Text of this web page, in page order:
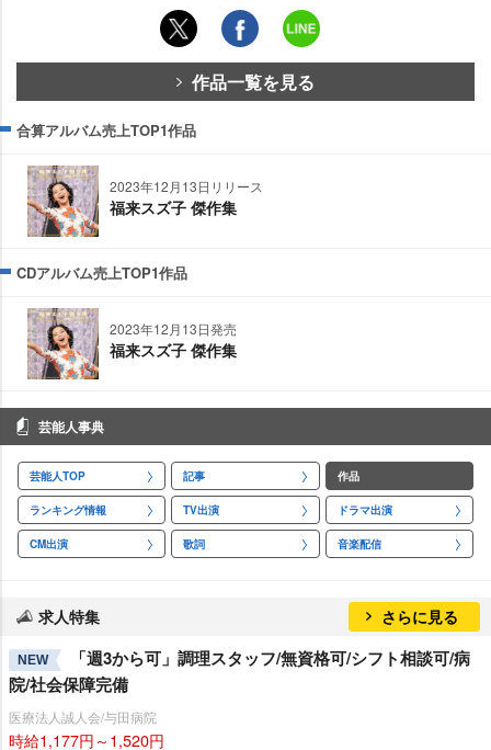
作品一覧を見る
合算アルバム売上TOP1作品
2023年12月13日リリース
福来スズ子 傑作集
CDアルバム売上TOP1作品
2023年12月13日発売
福来スズ子 傑作集
芸能人事典
芸能人TOP 記事 作品
ランキング情報 TV出演 ドラマ出演
CM出演 歌詞 音楽配信
求人特集 さらに見る
NEW
「週3から可」調理スタッフ/無資格可/シフト相談可/病
院/社会保障完備
医療法人誠人会/与田病院
時給1,177円～1,520円